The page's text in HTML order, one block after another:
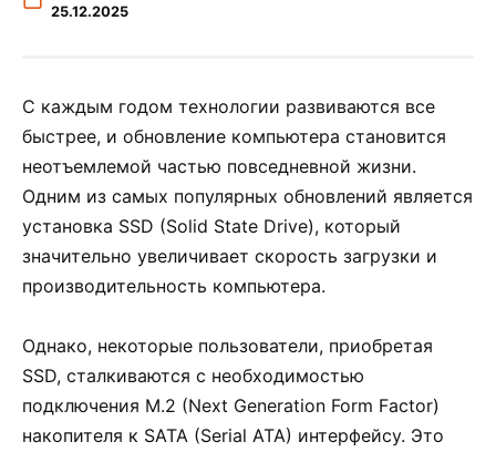
25.12.2025
С каждым годом технологии развиваются все
быстрее, и обновление компьютера становится
неотъемлемой частью повседневной жизни.
Одним из самых популярных обновлений является
установка SSD (Solid State Drive), который
значительно увеличивает скорость загрузки и
производительность компьютера.
Однако, некоторые пользователи, приобретая
SSD, сталкиваются с необходимостью
подключения M.2 (Next Generation Form Factor)
накопителя к SATA (Serial ATA) интерфейсу. Это